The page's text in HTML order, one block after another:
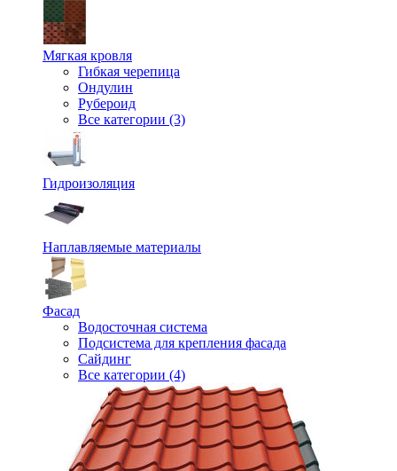
Мягкая кровля
Гибкая черепица
Ондулин
Рубероид
Все категории (3)
Гидроизоляция
Наплавляемые материалы
Фасад
Водосточная система
Подсистема для крепления фасада
Сайдинг
Все категории (4)